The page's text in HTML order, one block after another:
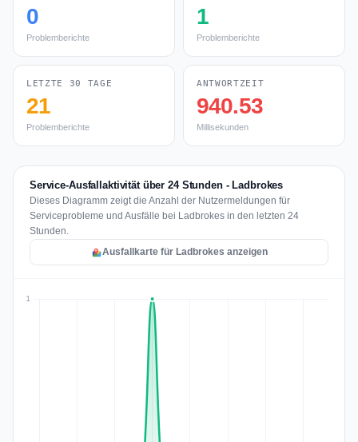
0
Problemberichte
1
Problemberichte
LETZTE 30 TAGE
21
Problemberichte
ANTWORTZEIT
940.53
Millisekunden
Service-Ausfallaktivität über 24 Stunden - Ladbrokes
Dieses Diagramm zeigt die Anzahl der Nutzermeldungen für
Serviceprobleme und Ausfälle bei Ladbrokes in den letzten 24
Stunden.
Ausfallkarte für Ladbrokes anzeigen